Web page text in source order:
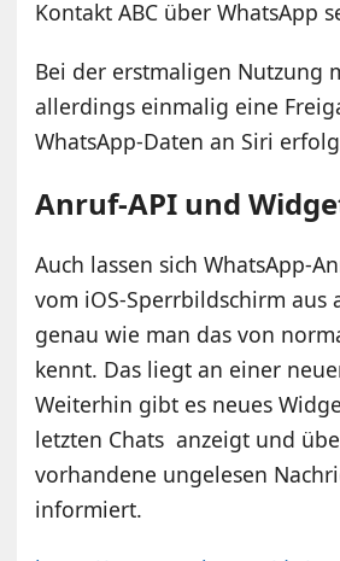
Kontakt ABC über WhatsApp
Bei der erstmaligen Nutzung
allerdings einmalig eine
WhatsApp-Daten an Siri
Anruf-API und
Auch lassen sich WhatsApp-
vom iOS-Sperrbildschirm aus
genau wie man das von
kennt. Das liegt an einer
Weiterhin gibt es neues
letzten Chats anzeigt und
vorhandene ungelesen
informiert.